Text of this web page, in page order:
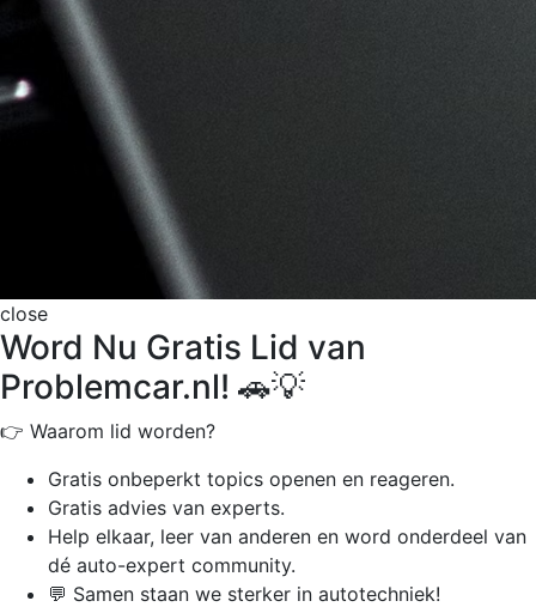
close
Word Nu Gratis Lid van
Problemcar.nl! 🚗💡
👉 Waarom lid worden?
Gratis onbeperkt topics openen en reageren.
Gratis advies van experts.
Help elkaar, leer van anderen en word onderdeel van
dé auto-expert community.
💬 Samen staan we sterker in autotechniek!